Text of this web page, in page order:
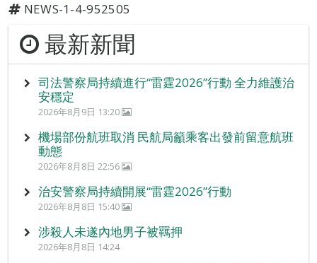
NEWS-1-4-952505
最新新聞
司法警察局持續進行“雷霆2026”行動 全力維護治
安穩定
2026年8月9日 13:20
機場部份航班取消 民航局籲乘客出發前留意航班
動態
2026年8月8日 22:56
治安警察局持續開展“雷霆2026”行動
2026年8月8日 15:40
涉殺人未遂內地男子被羈押
2026年8月8日 14:24